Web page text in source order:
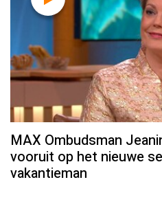
MAX Ombudsman
vooruit op het nieuwe
vakantieman